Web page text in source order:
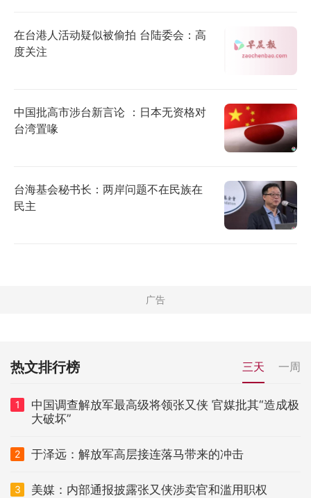
在台港人活动疑似被偷拍 台陆委会：高
度关注
中国批高市涉台新言论 ：日本无资格对
台湾置喙
台海基会秘书长：两岸问题不在民族在
民主
热文排行榜 三天 一周
1
中国调查解放军最高级将领张又侠 官媒批其“造成极
大破坏”
2 于泽远：解放军高层接连落马带来的冲击
3 美媒：内部通报披露张又侠涉卖官和滥用职权